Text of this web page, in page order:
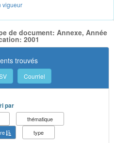
vigueur
de document: Annexe, Année
2001
trouvés
Courriel
par
thématique
type